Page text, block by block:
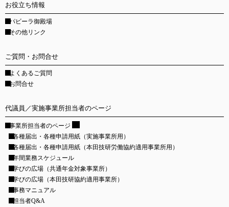
お役立ち情報
パビーラ御殿場
その他リンク
ご質問・お問合せ
よくあるご質問
お問合せ
代議員／実施事業所担当者のページ
事業所担当者のページ
各種届出・各種申請用紙 （実施事業所用）
各種届出・各種申請用紙 （本田技研労働協約適用事業所用）
年間業務スケジュール
学びの広場 （共通年金対象事業所）
学びの広場 （本田技研協約適用事業所）
事務マニュアル
担当者Q&A